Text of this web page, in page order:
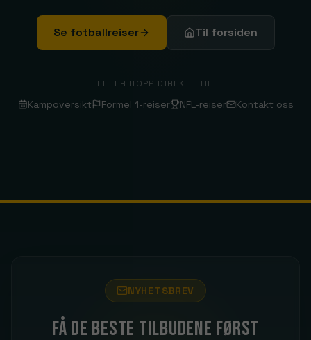
Se fotballreiser Til forsiden
ELLER HOPP DIREKTE TIL
Kampoversikt Formel 1-reiser NFL-reiser Kontakt oss
NYHETSBREV
Få de beste tilbudene først